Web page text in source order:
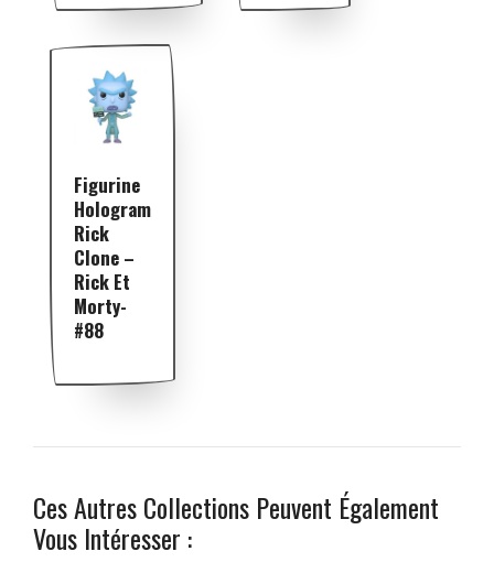
Figurine
Hologram
Rick
Clone –
Rick Et
Morty-
#88
Ces Autres Collections Peuvent Également
Vous Intéresser :